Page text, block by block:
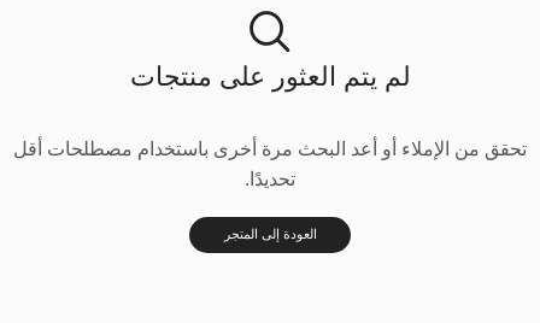
لم يتم العثور على منتجات
تحقق من الإملاء أو أعد البحث مرة أخرى باستخدام مصطلحات أقل
تحديدًا.
العودة إلى المتجر